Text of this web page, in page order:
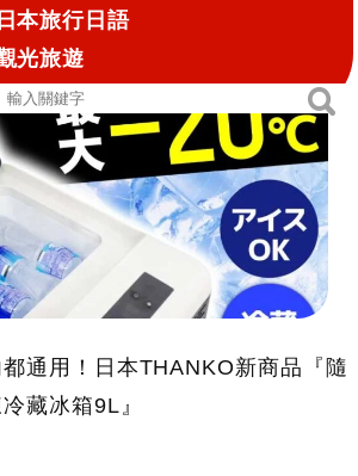
日本旅行日語
光旅遊
搜
:
搜
通用！日本THANKO新商品『隨
藏冰箱9L』